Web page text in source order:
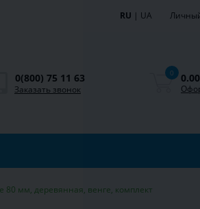
RU | UA
0(800) 75 11 63
Заказать звонок
0
мм, деревянная, венге, комплект